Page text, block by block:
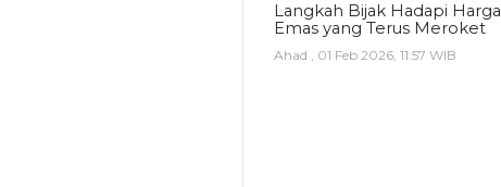
Langkah Bijak Hadapi Harga
Emas yang Terus Meroket
Ahad , 01 Feb 2026, 11:57 WIB